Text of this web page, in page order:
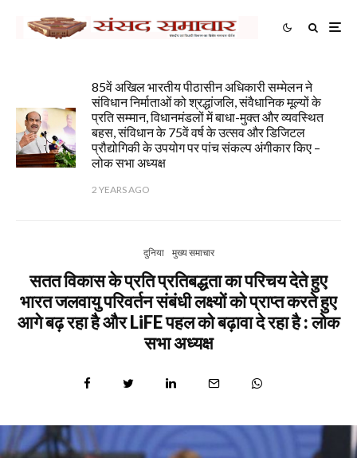
85वें अखिल भारतीय पीठासीन अधिकारी सम्मेलन ने
संविधान निर्माताओं को श्रद्धांजलि, संवैधानिक मूल्यों के
प्रति सम्मान, विधानमंडलों में बाधा-मुक्त और व्यवस्थित
बहस, संविधान के 75वें वर्ष के उत्सव और डिजिटल
प्रौद्योगिकी के उपयोग पर पांच संकल्प अंगीकार किए –
लोक सभा अध्यक्ष
2 YEARS AGO
दुनिया मुख्य समाचार
सतत विकास के प्रति प्रतिबद्धता का परिचय देते हुए
भारत जलवायु परिवर्तन संबंधी लक्ष्यों को प्राप्त करते हुए
आगे बढ़ रहा है और LiFE पहल को बढ़ावा दे रहा है : लोक
सभा अध्यक्ष